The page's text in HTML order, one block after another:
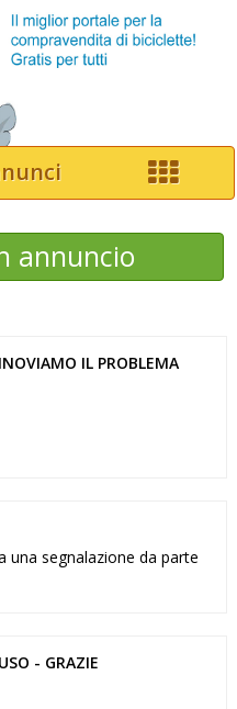
annuncio
IL PROBLEMA
una segnalazione da parte
- GRAZIE